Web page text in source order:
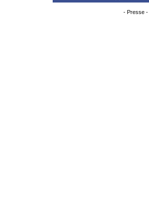
- Presse-